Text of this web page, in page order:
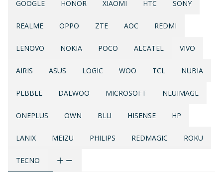
GOOGLE HONOR XIAOMI HTC SONY
REALME OPPO ZTE AOC REDMI
LENOVO NOKIA POCO ALCATEL VIVO
AIRIS ASUS LOGIC WOO TCL NUBIA
PEBBLE DAEWOO MICROSOFT NEUIMAGE
ONEPLUS OWN BLU HISENSE HP
LANIX MEIZU PHILIPS REDMAGIC ROKU
TECNO